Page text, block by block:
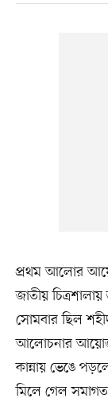
প্রথম আলোর
জাতীয়
সোমবার ছিল
আলোচনার
কান্নায় ভেঙে
মিলে গেল